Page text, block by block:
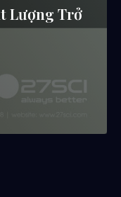
Lượng Trở